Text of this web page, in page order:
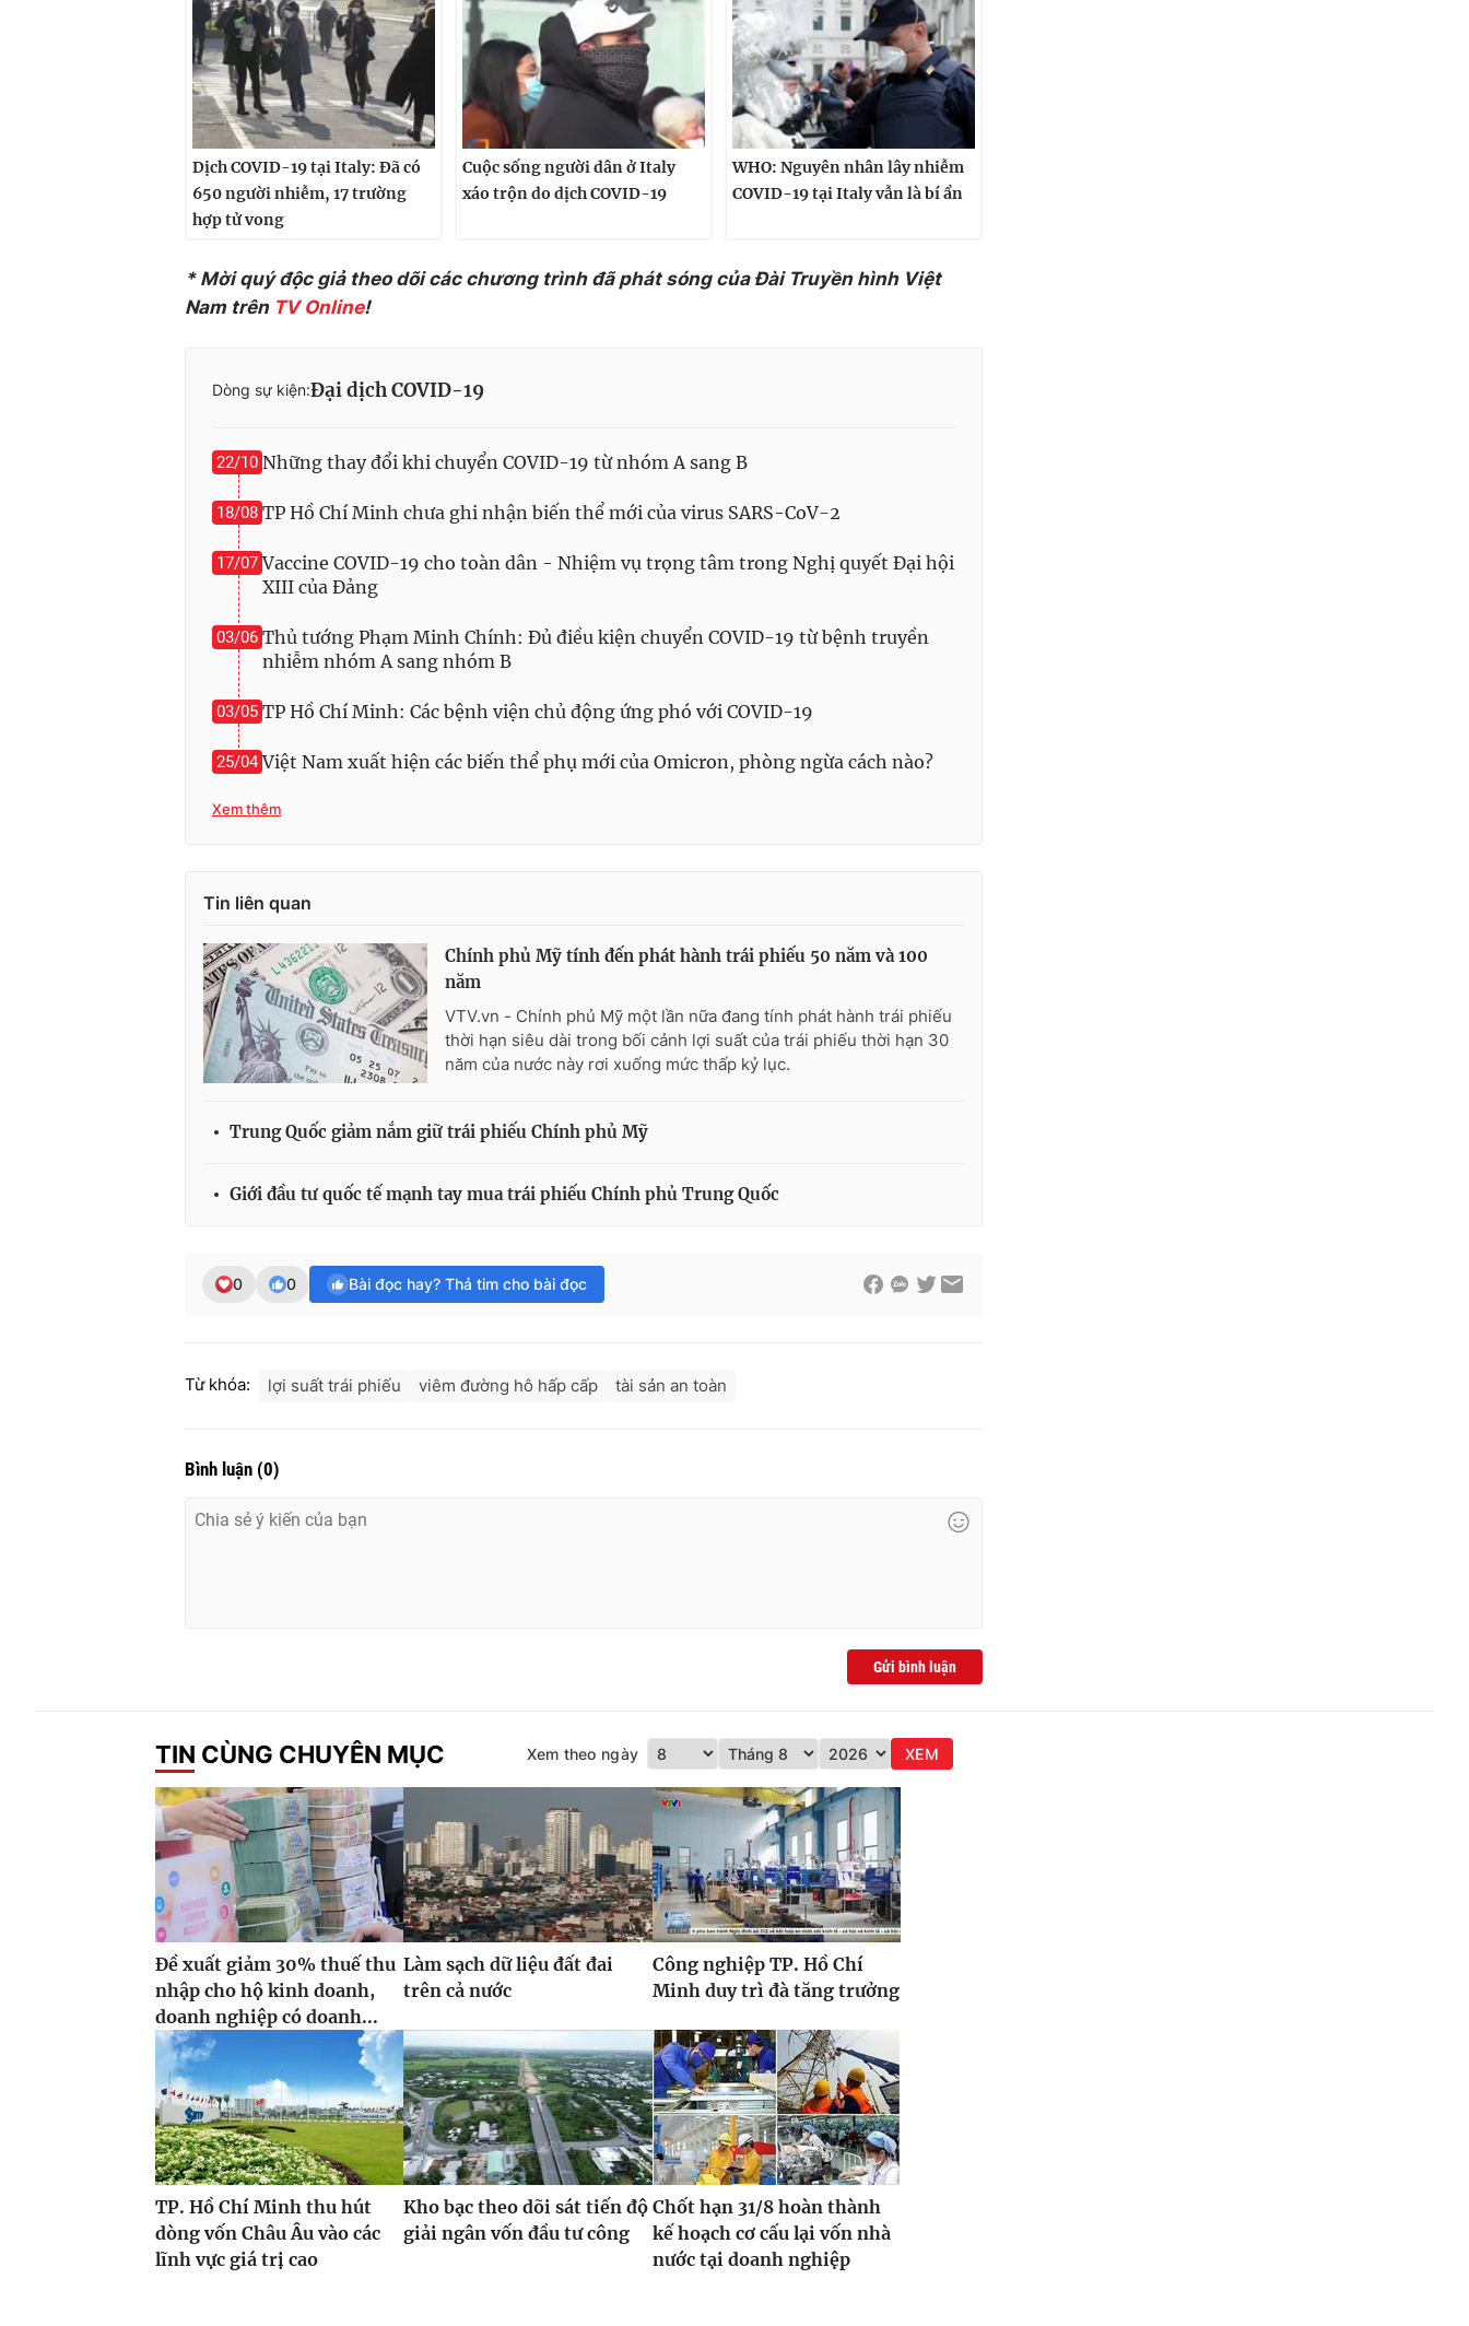
Dịch COVID-19 tại Italy: Đã có
650 người nhiễm, 17 trường
hợp tử vong
Cuộc sống người dân ở Italy
xáo trộn do dịch COVID-19
WHO: Nguyên nhân lây nhiễm
COVID-19 tại Italy vẫn là bí ẩn
* Mời quý độc giả theo dõi các chương trình đã phát sóng của Đài Truyền hình Việt
Nam trên TV Online!
Dòng sự kiện:Đại dịch COVID-19
22/10 Những thay đổi khi chuyển COVID-19 từ nhóm A sang B
18/08 TP Hồ Chí Minh chưa ghi nhận biến thể mới của virus SARS-CoV-2
17/07 Vaccine COVID-19 cho toàn dân - Nhiệm vụ trọng tâm trong Nghị quyết Đại hội
XIII của Đảng
03/06 Thủ tướng Phạm Minh Chính: Đủ điều kiện chuyển COVID-19 từ bệnh truyền
nhiễm nhóm A sang nhóm B
03/05 TP Hồ Chí Minh: Các bệnh viện chủ động ứng phó với COVID-19
25/04 Việt Nam xuất hiện các biến thể phụ mới của Omicron, phòng ngừa cách nào?
Xem thêm
Tin liên quan
Chính phủ Mỹ tính đến phát hành trái phiếu 50 năm và 100
năm
VTV.vn - Chính phủ Mỹ một lần nữa đang tính phát hành trái phiếu
thời hạn siêu dài trong bối cảnh lợi suất của trái phiếu thời hạn 30
năm của nước này rơi xuống mức thấp kỷ lục.
Trung Quốc giảm nắm giữ trái phiếu Chính phủ Mỹ
Giới đầu tư quốc tế mạnh tay mua trái phiếu Chính phủ Trung Quốc
0 0 Bài đọc hay? Thả tim cho bài đọc
Từ khóa: lợi suất trái phiếu viêm đường hô hấp cấp tài sản an toàn
Bình luận (0)
Gửi bình luận
TIN CÙNG CHUYÊN MỤC Xem theo ngày XEM
Đề xuất giảm 30% thuế thu
nhập cho hộ kinh doanh,
doanh nghiệp có doanh...
Làm sạch dữ liệu đất đai
trên cả nước
Công nghiệp TP. Hồ Chí
Minh duy trì đà tăng trưởng
TP. Hồ Chí Minh thu hút
dòng vốn Châu Âu vào các
lĩnh vực giá trị cao
Kho bạc theo dõi sát tiến độ
giải ngân vốn đầu tư công
Chốt hạn 31/8 hoàn thành
kế hoạch cơ cấu lại vốn nhà
nước tại doanh nghiệp